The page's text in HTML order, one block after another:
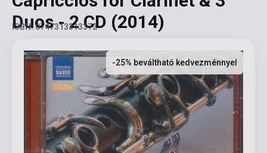
Duos - 2 CD (2014)
ISBN: 0747313313372
-25% beváltható kedvezménnyel